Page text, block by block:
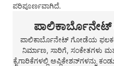
ಪರಿಪೂರ್ಣವಾಗಿದೆ.
ಪಾಲಿಕಾರ್ಬೊನೇಟ್
ಪಾಲಿಕಾರ್ಬೊನೇಟ್ ಗೋಡೆಯ ಫಲಕದ
ನಿರ್ಮಾಣ, ಸಾರಿಗೆ, ಸಂಕೇತಗಳು
ಕೈಗಾರಿಕೆಗಳಲ್ಲಿ ಅಪ್ಲಿಕೇಶನ್‌ಗಳನ್ನು